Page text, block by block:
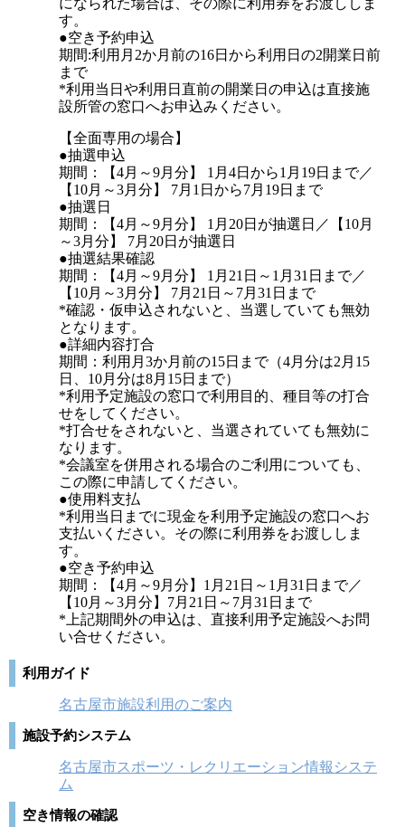
になられた場合は、その際に利用券をお渡ししま
す。
●空き予約申込
期間:利用月2か月前の16日から利用日の2開業日前
まで
*利用当日や利用日直前の開業日の申込は直接施
設所管の窓口へお申込みください。
【全面専用の場合】
●抽選申込
期間：【4月～9月分】 1月4日から1月19日まで／
【10月～3月分】 7月1日から7月19日まで
●抽選日
期間：【4月～9月分】 1月20日が抽選日／【10月
～3月分】 7月20日が抽選日
●抽選結果確認
期間：【4月～9月分】 1月21日～1月31日まで／
【10月～3月分】 7月21日～7月31日まで
*確認・仮申込されないと、当選していても無効
となります。
●詳細内容打合
期間：利用月3か月前の15日まで（4月分は2月15
日、10月分は8月15日まで）
*利用予定施設の窓口で利用目的、種目等の打合
せをしてください。
*打合せをされないと、当選されていても無効に
なります。
*会議室を併用される場合のご利用についても、
この際に申請してください。
●使用料支払
*利用当日までに現金を利用予定施設の窓口へお
支払いください。その際に利用券をお渡ししま
す。
●空き予約申込
期間：【4月～9月分】1月21日～1月31日まで／
【10月～3月分】7月21日～7月31日まで
*上記期間外の申込は、直接利用予定施設へお問
い合せください。
利用ガイド
名古屋市施設利用のご案内
施設予約システム
名古屋市スポーツ・レクリエーション情報システ
ム
空き情報の確認